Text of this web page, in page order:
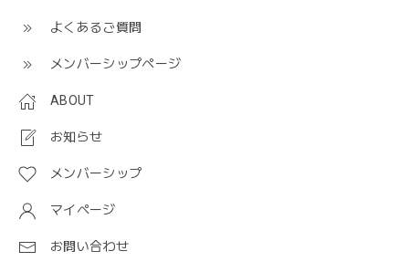
よくあるご質問
メンバーシップページ
ABOUT
お知らせ
メンバーシップ
マイページ
お問い合わせ